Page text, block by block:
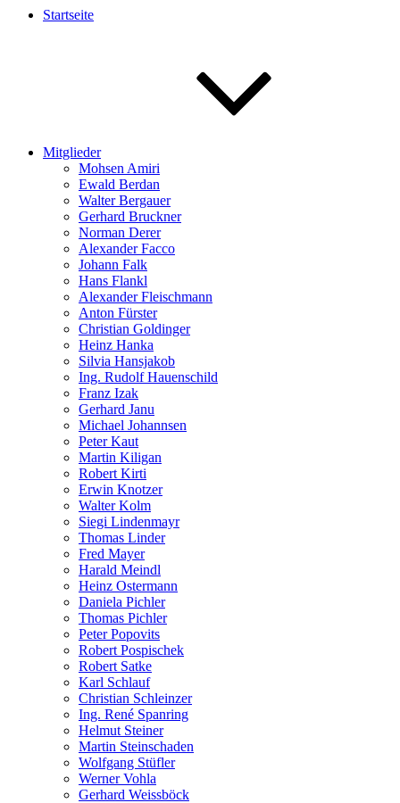
Startseite
Mitglieder
Mohsen Amiri
Ewald Berdan
Walter Bergauer
Gerhard Bruckner
Norman Derer
Alexander Facco
Johann Falk
Hans Flankl
Alexander Fleischmann
Anton Fürster
Christian Goldinger
Heinz Hanka
Silvia Hansjakob
Ing. Rudolf Hauenschild
Franz Izak
Gerhard Janu
Michael Johannsen
Peter Kaut
Martin Kiligan
Robert Kirti
Erwin Knotzer
Walter Kolm
Siegi Lindenmayr
Thomas Linder
Fred Mayer
Harald Meindl
Heinz Ostermann
Daniela Pichler
Thomas Pichler
Peter Popovits
Robert Pospischek
Robert Satke
Karl Schlauf
Christian Schleinzer
Ing. René Spanring
Helmut Steiner
Martin Steinschaden
Wolfgang Stüfler
Werner Vohla
Gerhard Weissböck